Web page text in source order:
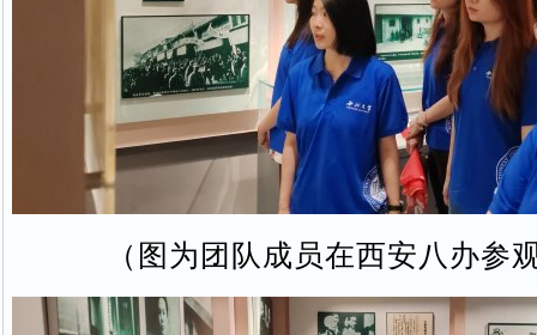
（图为团队成员在西安八办参